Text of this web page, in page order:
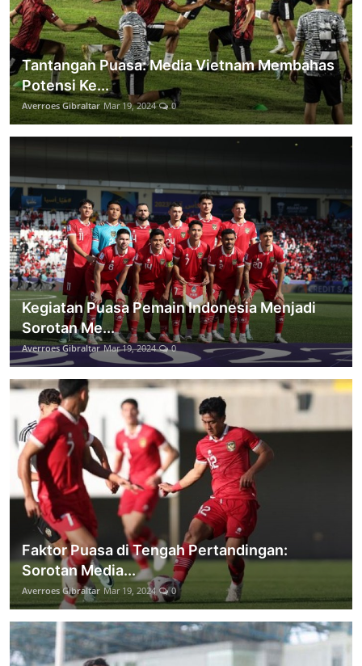
Tantangan Puasa: Media Vietnam Membahas
Potensi Ke...
Averroes Gibraltar Mar 19, 2024 0
Kegiatan Puasa Pemain Indonesia Menjadi
Sorotan Me...
Averroes Gibraltar Mar 19, 2024 0
Faktor Puasa di Tengah Pertandingan:
Sorotan Media...
Averroes Gibraltar Mar 19, 2024 0